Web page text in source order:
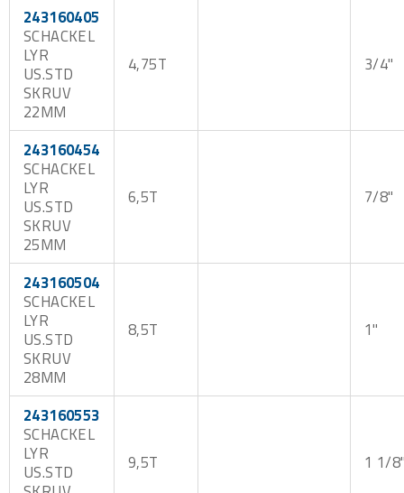
243160405
SCHACKEL
LYR
US.STD
SKRUV
22MM
4,75T 3/4"
243160454
SCHACKEL
LYR
US.STD
SKRUV
25MM
6,5T 7/8"
243160504
SCHACKEL
LYR
US.STD
SKRUV
28MM
8,5T 1"
243160553
SCHACKEL
LYR
US.STD
9,5T 1 1/